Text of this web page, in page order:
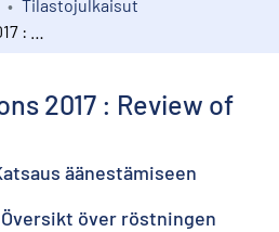
Tilastojulkaisut
2017 : Review of
äänestämiseen
över röstningen